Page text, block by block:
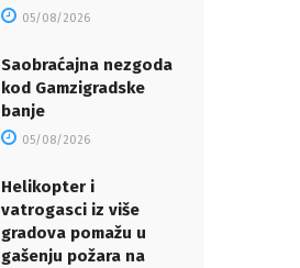
05/08/2026
Saobraćajna nezgoda
kod Gamzigradske
banje
05/08/2026
Helikopter i
vatrogasci iz više
gradova pomažu u
gašenju požara na